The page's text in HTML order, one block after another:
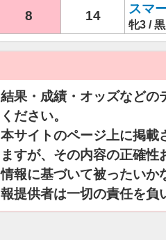
8 14 スマ
牝3 /
結果・成績・オッズなどの
ください。
本サイトのページ上に掲載
ますが、その内容の正確
情報に基づいて被ったいか
報提供者は一切の責任を負